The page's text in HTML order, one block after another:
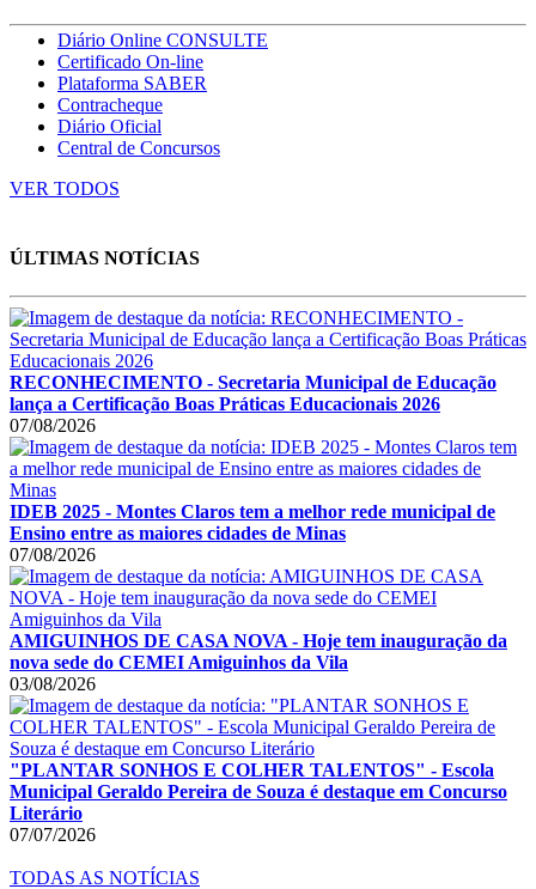
Diário Online CONSULTE
Certificado On-line
Plataforma SABER
Contracheque
Diário Oficial
Central de Concursos
VER TODOS
ÚLTIMAS NOTÍCIAS
RECONHECIMENTO - Secretaria Municipal de Educação
lança a Certificação Boas Práticas Educacionais 2026
07/08/2026
IDEB 2025 - Montes Claros tem a melhor rede municipal de
Ensino entre as maiores cidades de Minas
07/08/2026
AMIGUINHOS DE CASA NOVA - Hoje tem inauguração da
nova sede do CEMEI Amiguinhos da Vila
03/08/2026
"PLANTAR SONHOS E COLHER TALENTOS" - Escola
Municipal Geraldo Pereira de Souza é destaque em Concurso
Literário
07/07/2026
TODAS AS NOTÍCIAS